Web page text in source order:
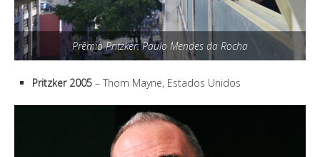
Prêmio Pritzker: Paulo Mendes da Rocha
Pritzker 2005 – Thom Mayne, Estados Unidos